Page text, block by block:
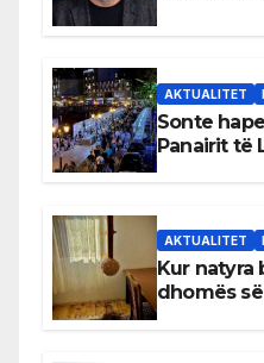
AKTUALITET
Sonte
Panairit të
AKTUALITET
Kur natyra
dhomës